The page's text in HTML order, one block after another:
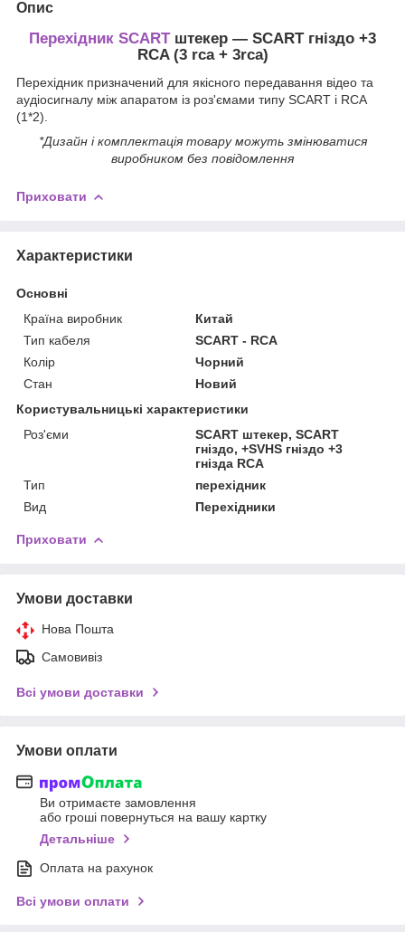
Опис
Перехідник SCARTштекер — SCART гніздо +3
RCA (3 rca + 3rca)
Перехідник призначений для якісного передавання відео та
аудіосигналу між апаратом із роз'ємами типу SCART і RCA
(1*2).
*Дизайн і комплектація товару можуть змінюватися
виробником без повідомлення
Приховати
Характеристики
Основні
Країна виробник
Китай
Тип кабеля
SCART - RCA
Колір
Чорний
Стан
Новий
Користувальницькі характеристики
Роз'єми
SCART штекер, SCART
гніздо, +SVHS гніздо +3
гнізда RCA
Тип
перехідник
Вид
Перехідники
Приховати
Умови доставки
Нова Пошта
Самовивіз
Всі умови доставки
Умови оплати
Ви отримаєте замовлення
або гроші повернуться на вашу картку
Детальніше
Оплата на рахунок
Всі умови оплати